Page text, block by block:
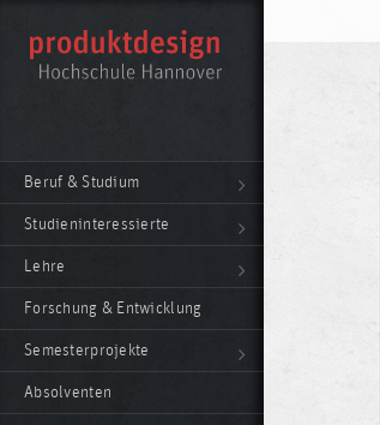
Beruf & Studium
Studieninteressierte
Lehre
Forschung & Entwicklung
Semesterprojekte
Absolventen